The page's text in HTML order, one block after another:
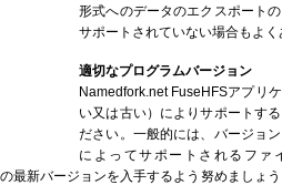
形式へのデータのエクスポート
サポートされていない場合もよ
適切なプログラムバージョン
Namedfork.net FuseHFSアプリ
い又は古い）によりサポートす
ださい。一般的には、バージョ
によってサポートされるファ
最新バージョンを入手するよう努めましょ